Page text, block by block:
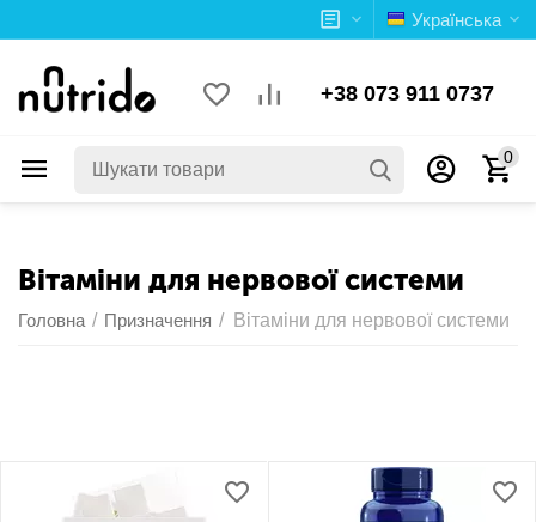
Українська
+38 073 911 0737
0
Вітаміни для нервової системи
Головна / Призначення / Вітаміни для нервової системи